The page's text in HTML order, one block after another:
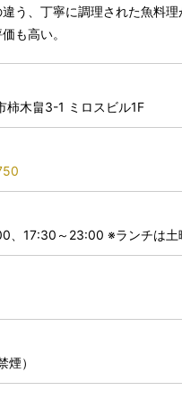
う、丁寧に調理された魚料
も高い。
柿木畠3-1 ミロスビル1F
、17:30～23:00 ※ランチは土
煙）